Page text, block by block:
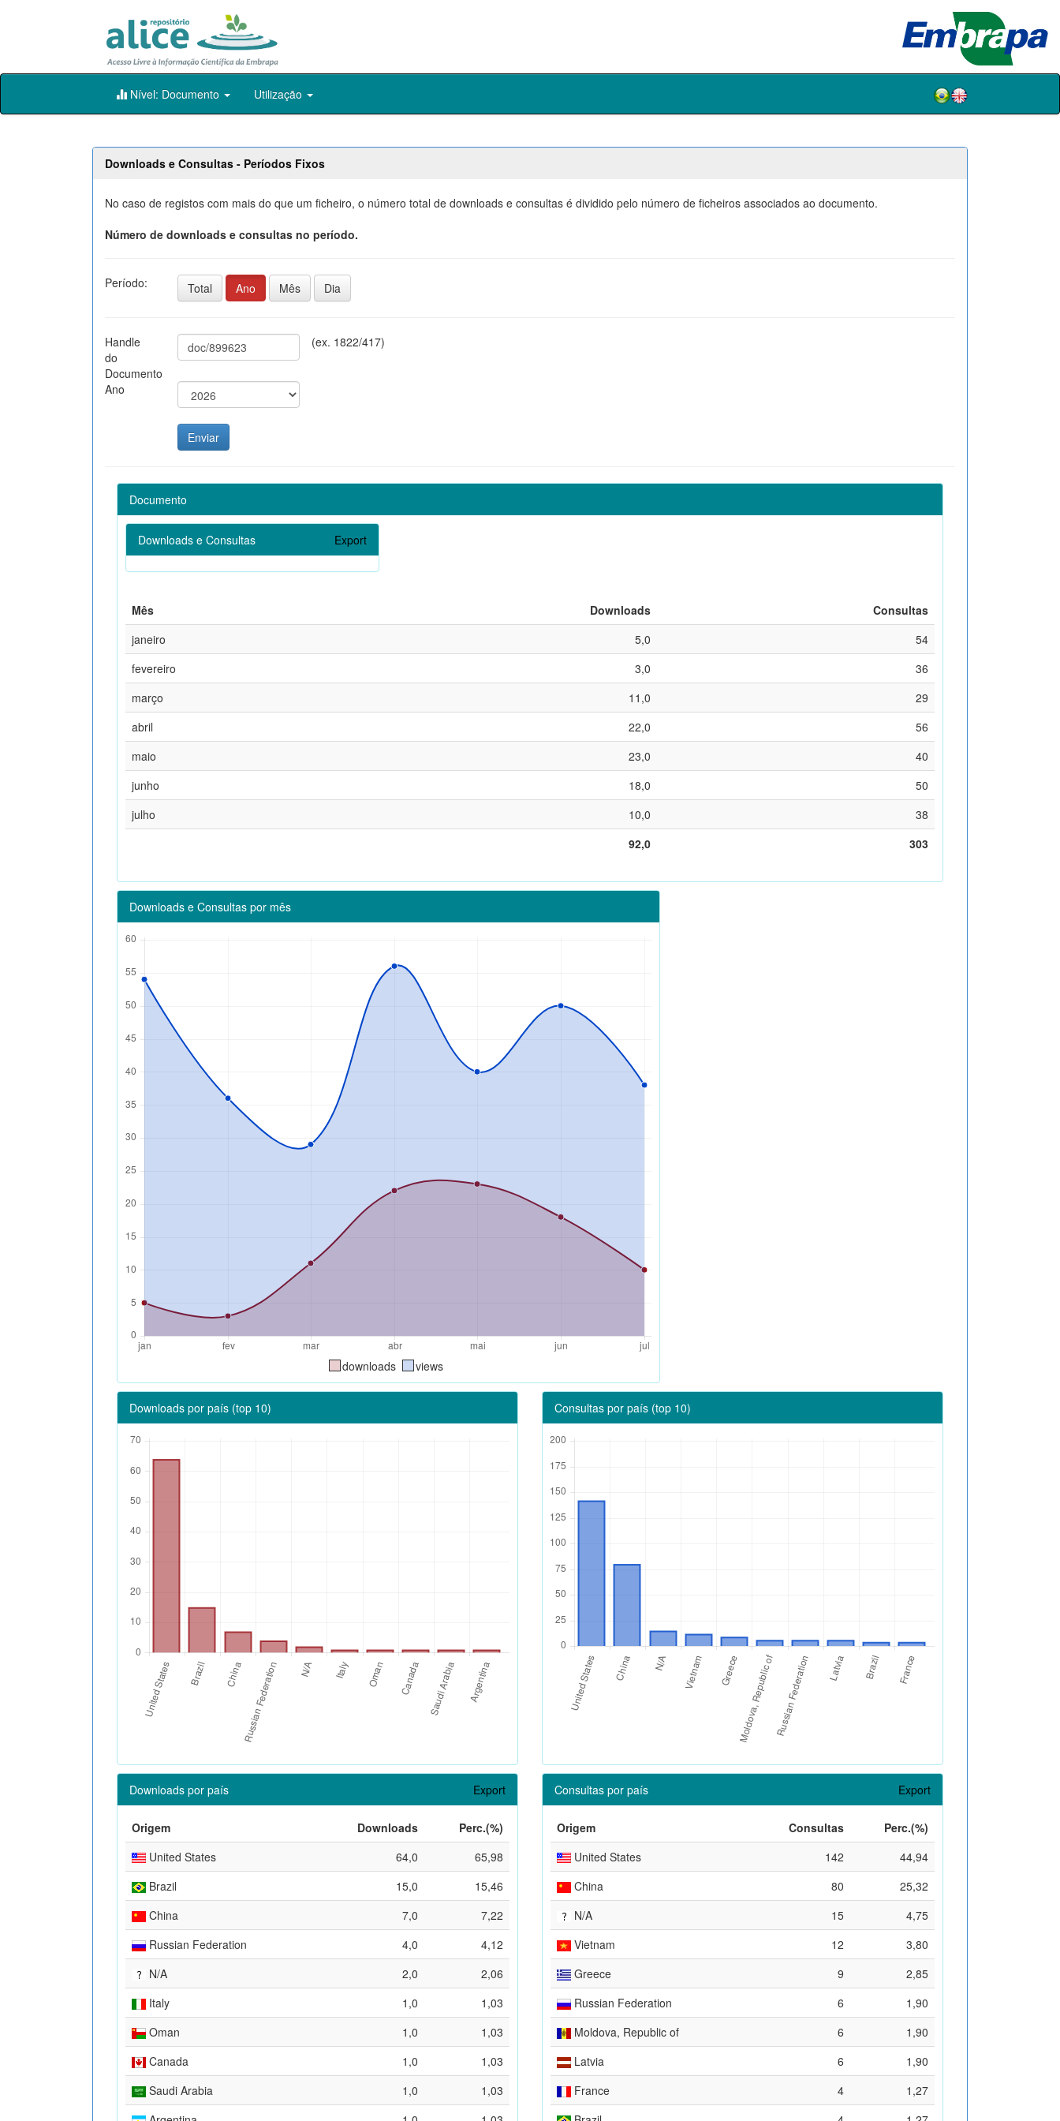
Skip
Nível: Documento Utilização
Downloads e Consultas - Períodos Fixos
No caso de registos com mais do que um ficheiro, o número total de downloads e consultas é dividido pelo número de ficheiros associados ao documento.
Número de downloads e consultas no período.
Período: Total Ano Mês Dia
Handle
do
Documento
(ex. 1822/417)
Ano
Documento
Downloads e Consultas Export
Mês Downloads
Consultas
janeiro
5,0
54
fevereiro
3,0
36
março
11,0
29
abril
22,0
56
maio
23,0
40
junho
18,0
50
julho
10,0
38
92,0
303
Downloads e Consultas por mês
downloads views
Downloads por país (top 10) Consultas por país (top 10)
Downloads por país Export
Origem Downloads
Perc.(%)
United States
64,0
65,98
Brazil
15,0
15,46
China
7,0
7,22
Russian Federation
4,0
4,12
N/A
2,0
2,06
Italy
1,0
1,03
Oman
1,0
1,03
Canada
1,0
1,03
Saudi Arabia
1,0
1,03
Consultas por país Export
Origem Consultas
Perc.(%)
United States
142
44,94
China
80
25,32
N/A
15
4,75
Vietnam
12
3,80
Greece
9
2,85
Russian Federation
6
1,90
Moldova, Republic of
6
1,90
Latvia
6
1,90
France
4
1,27